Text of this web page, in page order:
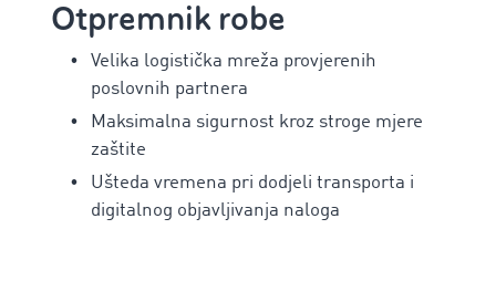
Otpremnik robe
Velika logistička mreža provjerenih
poslovnih partnera
Maksimalna sigurnost kroz stroge mjere
zaštite
Ušteda vremena pri dodjeli transporta i
digitalnog objavljivanja naloga